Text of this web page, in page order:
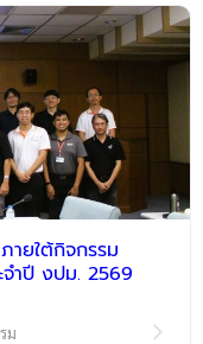
ายใต้กิจกรรม
ำปี งปม. 2569
ม